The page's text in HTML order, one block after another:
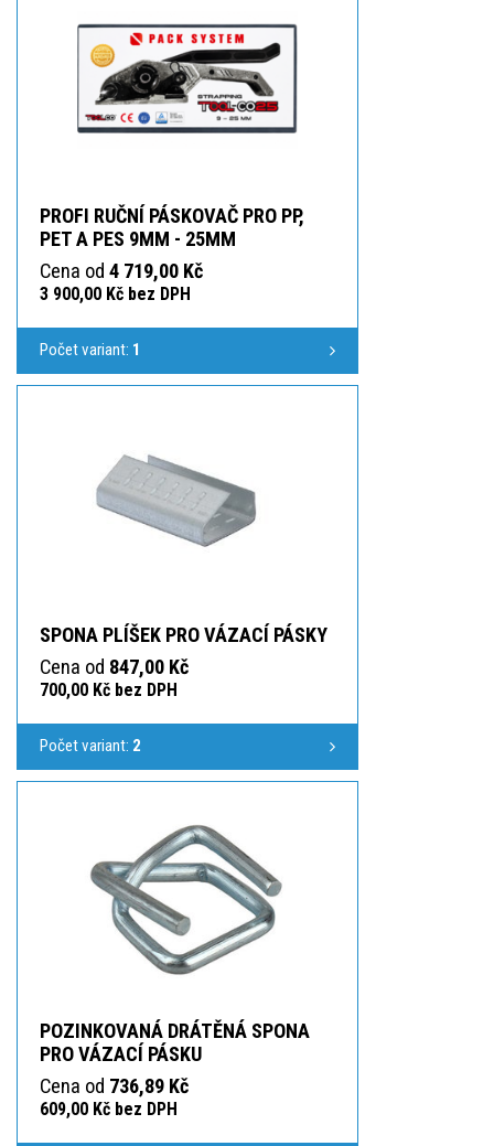
PROFI RUČNÍ PÁSKOVAČ PRO PP,
PET A PES 9MM - 25MM
Cena od 4 719,00 Kč
3 900,00 Kč bez DPH
Počet variant: 1
SPONA PLÍŠEK PRO VÁZACÍ PÁSKY
Cena od 847,00 Kč
700,00 Kč bez DPH
Počet variant: 2
POZINKOVANÁ DRÁTĚNÁ SPONA
PRO VÁZACÍ PÁSKU
Cena od 736,89 Kč
609,00 Kč bez DPH